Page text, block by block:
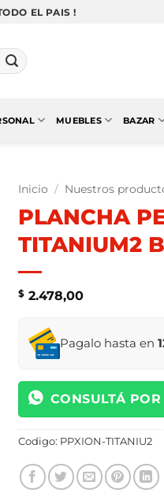
EL PAIS !
MUEBLES BAZAR
Inicio / Nuestros
PLANCHA
TITANIUM2
$ 2.478,00
Pagalo hasta en
CONSULTÁ
Codigo: PPXION-TITANIU2